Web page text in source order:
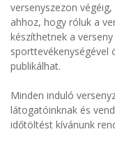
versenyszezon
ahhoz, hogy róluk a
készíthetnek a
sporttevékenységével
publikálhat.
Minden induló
látogatóinknak és
időtöltést kívánunk